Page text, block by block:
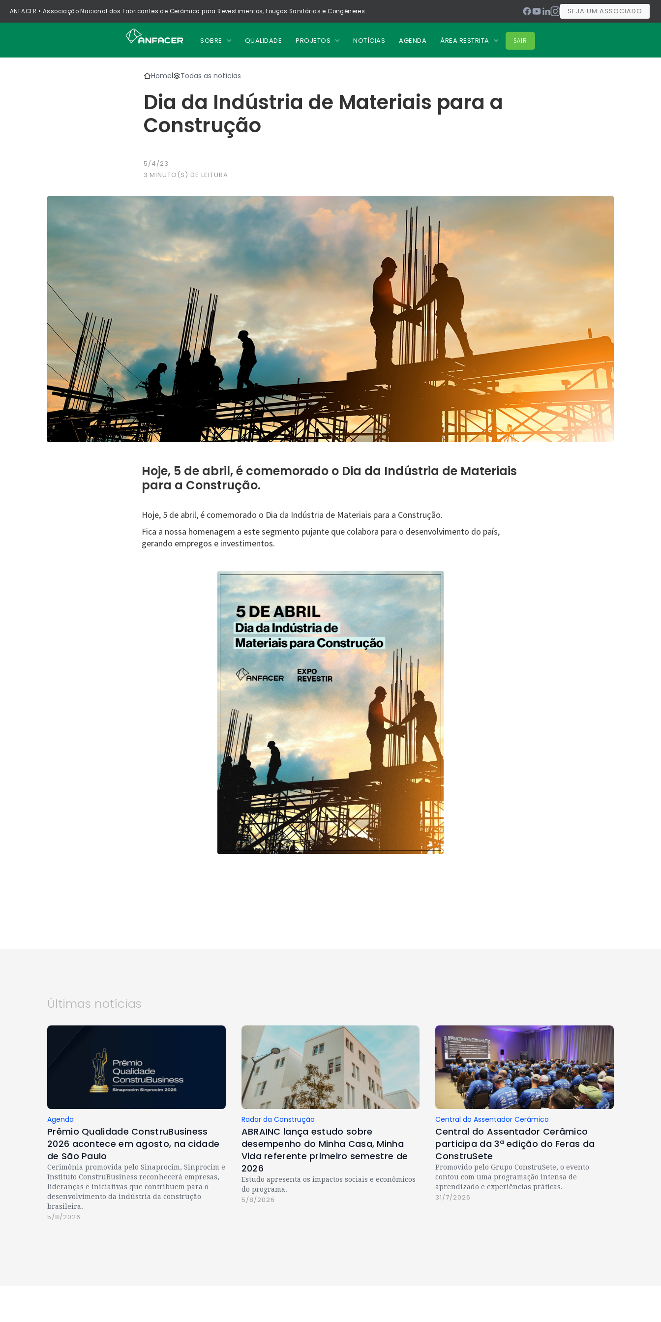
ANFACER • Associação Nacional dos Fabricantes de Cerâmica para Revestimentos, Louças Sanitárias e Congêneres SEJA UM ASSOCIADO
SOBRE QUALIDADE PROJETOS NOTÍCIAS AGENDA ÁREA RESTRITA SAIR
Home| Todas as notícias
Dia da Indústria de Materiais para a
Construção
5/4/23
3 MINUTO(S) DE LEITURA
Hoje, 5 de abril, é comemorado o Dia da Indústria de Materiais
para a Construção.
Hoje, 5 de abril, é comemorado o Dia da Indústria de Materiais para a Construção.
Fica a nossa homenagem a este segmento pujante que colabora para o desenvolvimento do país,
gerando empregos e investimentos.
Últimas notícias
Agenda
Prêmio Qualidade ConstruBusiness
2026 acontece em agosto, na cidade
de São Paulo
Cerimônia promovida pelo Sinaprocim, Sinprocim e
Instituto ConstruBusiness reconhecerá empresas,
lideranças e iniciativas que contribuem para o
desenvolvimento da indústria da construção
brasileira.
5/8/2026
Radar da Construção
ABRAINC lança estudo sobre
desempenho do Minha Casa, Minha
Vida referente primeiro semestre de
2026
Estudo apresenta os impactos sociais e econômicos
do programa.
5/8/2026
Central do Assentador Cerâmico
Central do Assentador Cerâmico
participa da 3ª edição do Feras da
ConstruSete
Promovido pelo Grupo ConstruSete, o evento
contou com uma programação intensa de
aprendizado e experiências práticas.
31/7/2026